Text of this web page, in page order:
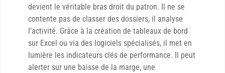
devient le véritable bras droit du patron. Il ne se
contente pas de classer des dossiers, il analyse
l’activité. Grâce à la création de tableaux de bord
sur Excel ou via des logiciels spécialisés, il met en
lumière les indicateurs clés de performance. Il peut
alerter sur une baisse de la marge, une